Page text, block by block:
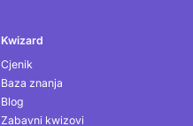
Kwizard
Cjenik
Baza znanja
Blog
Zabavni kwizovi